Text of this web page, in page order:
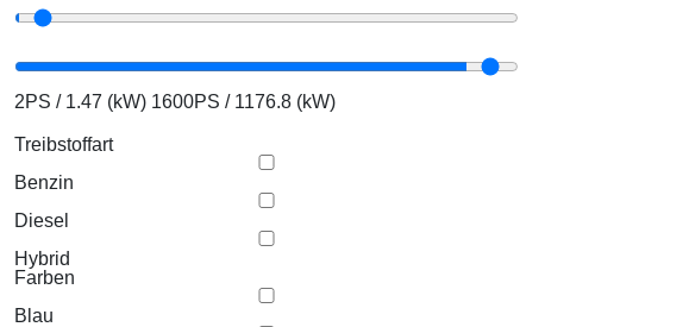
2PS / 1.47 (kW) 1600PS / 1176.8 (kW)
Treibstoffart
Benzin
Diesel
Hybrid
Farben
Blau